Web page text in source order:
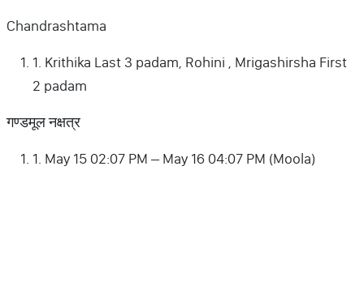
Chandrashtama
1. Krithika Last 3 padam, Rohini , Mrigashirsha First
2 padam
गण्डमूल नक्षत्र
1. May 15 02:07 PM – May 16 04:07 PM (Moola)